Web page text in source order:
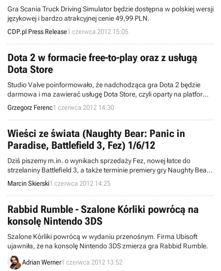
Gra Scania Truck Driving Simulator będzie dostępna w polskiej wersji
językowej i bardzo atrakcyjnej cenie 49,99 PLN.
CDP.pl Press Release1 czerwca 2012 15:05
Dota 2 w formacie free-to-play oraz z usługą
Dota Store
Studio Valve poinformowało, że nadchodząca gra Dota 2 będzie
darmowa i ma zawierać usługę Dota Store, czyli oparty na platformie
Steam Workshop sklep z przedmiotami.Tym samym Valve podąży
drogą wytyczoną przez studio Riot Games i League of Legends.
Grzegorz Ferenc1 czerwca 2012 14:30
Wieści ze świata (Naughty Bear: Panic in
Paradise, Battlefield 3, Fez) 1/6/12
Dziś piszemy m.in. o wynikach sprzedaży Fez, nowej łatce do
strzelaniny Battlefield 3, a także terminie premiery gry Naughty Bear:
Panic in Paradise. Witamy w wieściach ze świata - codziennej porcji
krótkich wiadomości.
Marcin Skierski1 czerwca 2012 14:25
Rabbid Rumble - Szalone Kórliki powrócą na
konsolę Nintendo 3DS
Szalone Kórliki powrócą w wydaniu przenośnym. Firma Ubisoft
ujawniła, że na konsolę Nintendo 3DS zmierza gra Rabbid Rumble.
Adrian Werner1 czerwca 2012 13:52